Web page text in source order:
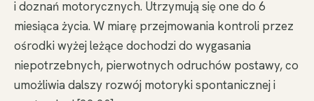
i doznań motorycznych. Utrzymują się one do 6
miesiąca życia. W miarę przejmowania kontroli przez
ośrodki wyżej leżące dochodzi do wygasania
niepotrzebnych, pierwotnych odruchów postawy, co
umożliwia dalszy rozwój motoryki spontanicznej i